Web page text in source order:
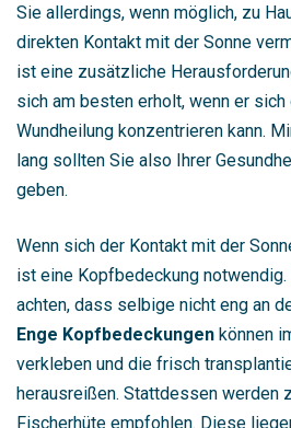
Sie allerdings, wenn möglich, zu
direkten Kontakt mit der Sonne
ist eine zusätzliche
sich am besten erholt, wenn er
Wundheilung konzentrieren kann.
lang sollten Sie also Ihrer
geben.
Wenn sich der Kontakt mit der
ist eine Kopfbedeckung
achten, dass selbige nicht eng an
Enge Kopfbedeckungen können
verkleben und die frisch
herausreißen. Stattdessen werden
Fischerhüte empfohlen. Diese